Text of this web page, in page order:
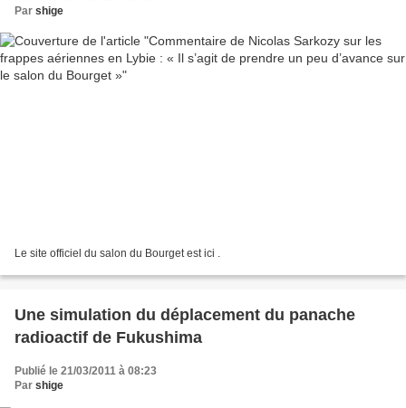
Par shige
Le site officiel du salon du Bourget est ici .
Une simulation du déplacement du panache
radioactif de Fukushima
Publié le 21/03/2011 à 08:23
Par shige